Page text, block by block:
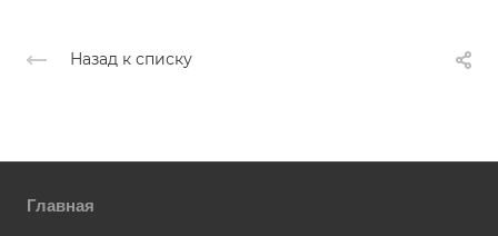
Назад к списку
Главная